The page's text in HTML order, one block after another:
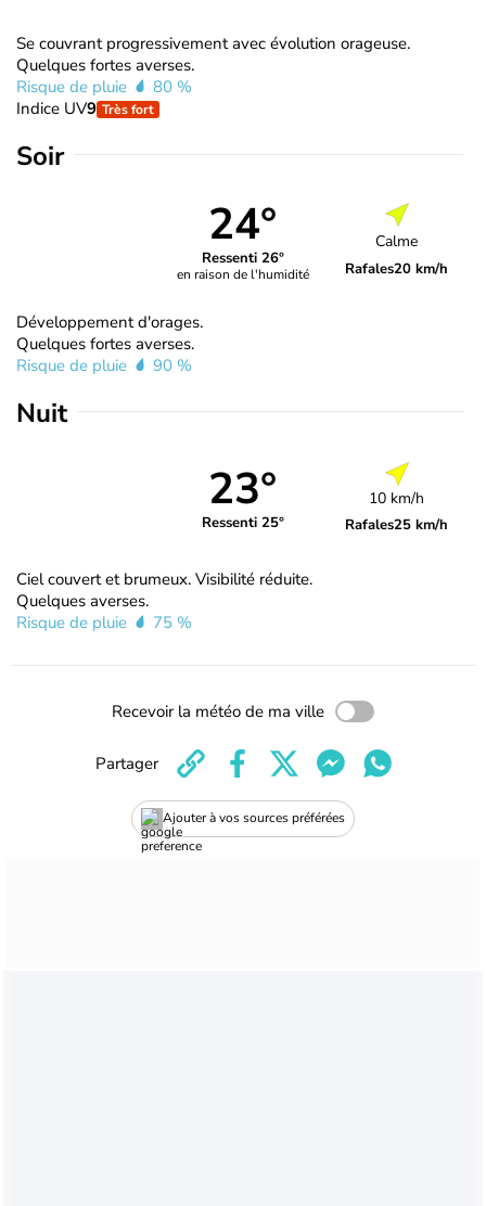
Se couvrant progressivement avec évolution orageuse.
Quelques fortes averses.
Risque de pluie
80 %
Indice UV9 Très fort
Soir
24°
Ressenti 26°
en raison de l'humidité
Calme
Rafales20 km/h
Développement d'orages.
Quelques fortes averses.
Risque de pluie
90 %
Nuit
23°
Ressenti 25°
10 km/h
Rafales25 km/h
Ciel couvert et brumeux. Visibilité réduite.
Quelques averses.
Risque de pluie
75 %
Recevoir la météo de ma ville
Ajouter à vos sources préférées
Partager